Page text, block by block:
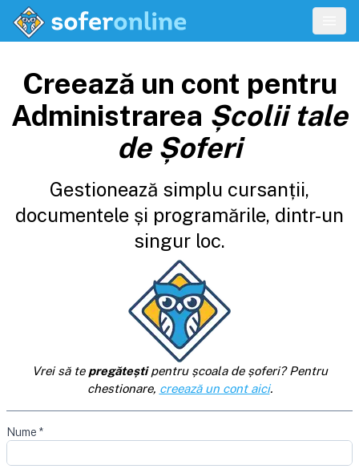
Creează un cont pentru
Administrarea Școlii tale
de Șoferi
Gestionează simplu cursanții,
documentele și programările, dintr-un
singur loc.
Vrei să te pregăteștipentru școala de șoferi? Pentru
chestionare, creează un cont aici.
Nume *